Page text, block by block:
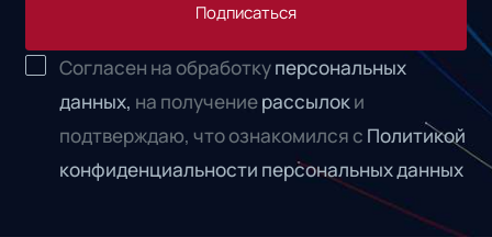
Подписаться
Согласен на обработкуперсональных
данных, на получениерассылок и
подтверждаю, что ознакомился с Политикой
конфиденциальности персональных данных